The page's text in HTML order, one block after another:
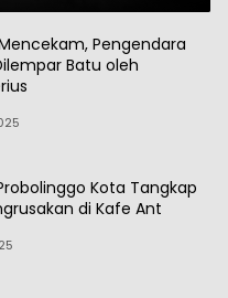
Pengendara
Batu oleh
Kota Tangkap
di Kafe Ant